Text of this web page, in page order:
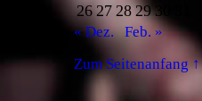
26 27 28 29 30
« Dez.
Feb. »
Zum Seitenanfang ↑